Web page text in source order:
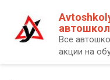
контенту
Все
акции на